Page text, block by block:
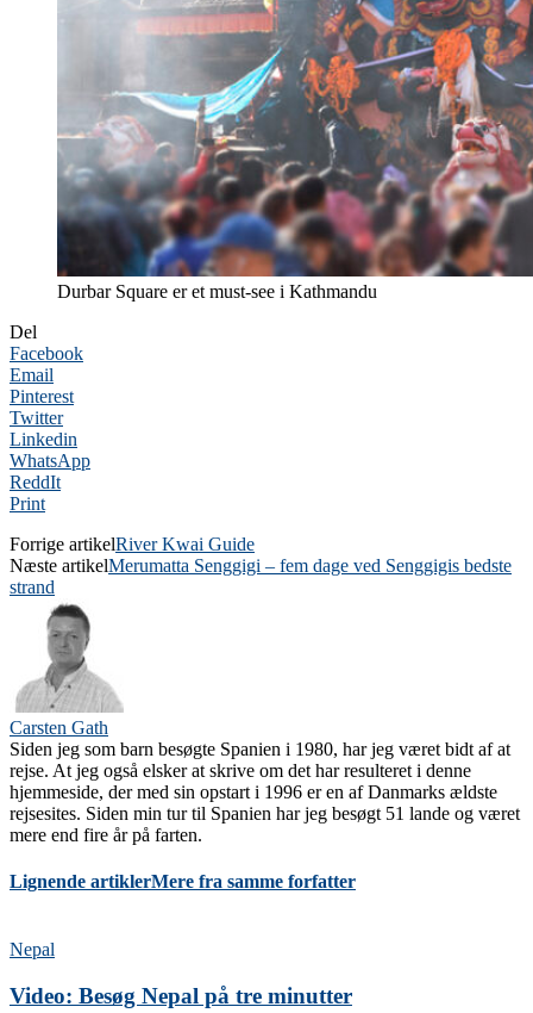
Durbar Square er et must-see i Kathmandu
Del
Facebook
Email
Pinterest
Twitter
Linkedin
WhatsApp
ReddIt
Print
Forrige artikelRiver Kwai Guide
Næste artikelMerumatta Senggigi – fem dage ved Senggigis bedste
strand
Carsten Gath
Siden jeg som barn besøgte Spanien i 1980, har jeg været bidt af at
rejse. At jeg også elsker at skrive om det har resulteret i denne
hjemmeside, der med sin opstart i 1996 er en af Danmarks ældste
rejsesites. Siden min tur til Spanien har jeg besøgt 51 lande og været
mere end fire år på farten.
Lignende artiklerMere fra samme forfatter
Nepal
Video: Besøg Nepal på tre minutter